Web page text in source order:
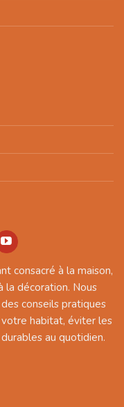
consacré à la maison,
la décoration. Nous
conseils pratiques
habitat, éviter les
au quotidien.